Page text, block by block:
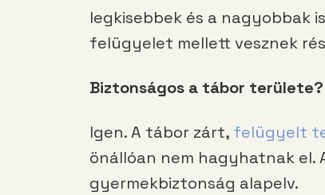
legkisebbek és a nagyobbak
felügyelet mellett vesznek
Biztonságos a tábor területe?
Igen. A tábor zárt, felügyelt
önállóan nem hagyhatnak el.
gyermekbiztonság alapelv.